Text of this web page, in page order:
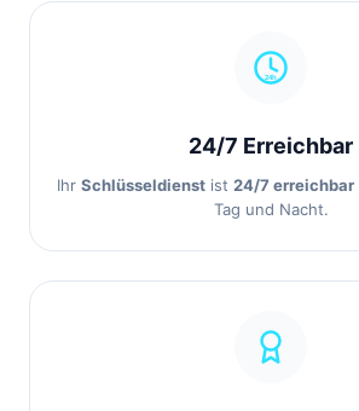
24/7 Erreichbar
Ihr Schlüsseldienstist 24/7 erreichbar
Tag und Nacht.